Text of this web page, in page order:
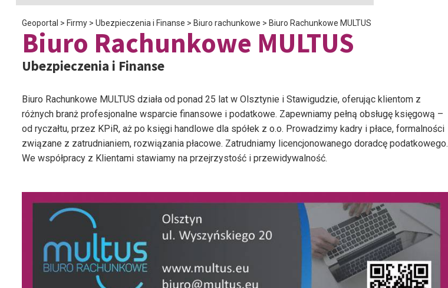
Geoportal > Firmy > Ubezpieczenia i Finanse > Biuro rachunkowe > Biuro Rachunkowe MULTUS
Biuro Rachunkowe MULTUS
Ubezpieczenia i Finanse
Biuro Rachunkowe MULTUS działa od ponad 25 lat w Olsztynie i Stawigudzie, oferując klientom z
różnych branż profesjonalne wsparcie finansowe i podatkowe. Zapewniamy pełną obsługę księgową –
od ryczałtu, przez KPiR, aż po księgi handlowe dla spółek z o.o. Prowadzimy kadry i płace, formalności
związane z zatrudnianiem, rozwiązania płacowe. Zatrudniamy licencjonowanego doradcę podatkowego.
We współpracy z Klientami stawiamy na przejrzystość i przewidywalność.